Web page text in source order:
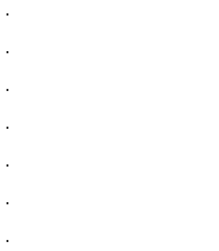
·
·
·
·
·
·
·